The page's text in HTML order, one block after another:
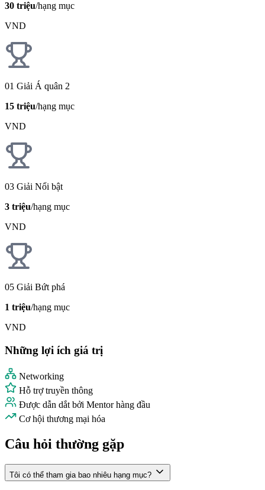
30 triệu/hạng mục
VND
01 Giải Á quân 2
15 triệu/hạng mục
VND
03 Giải Nổi bật
3 triệu/hạng mục
VND
05 Giải Bứt phá
1 triệu/hạng mục
VND
Những lợi ích giá trị
Networking
Hỗ trợ truyền thông
Được dẫn dắt bởi Mentor hàng đầu
Cơ hội thương mại hóa
Câu hỏi thường gặp
Tôi có thể tham gia bao nhiêu hạng mục?